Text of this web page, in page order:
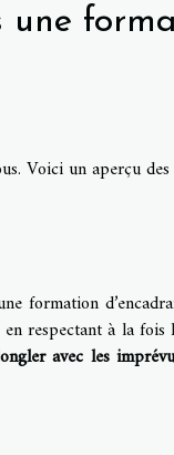
une
Voici un aperçu
formation
en respectant à la
avec les